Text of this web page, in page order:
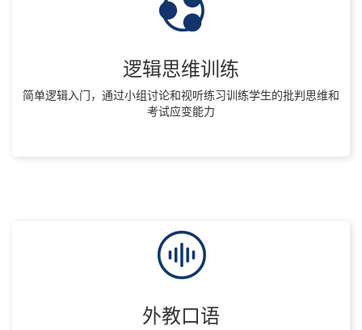
逻辑思维训练
简单逻辑入门，通过小组讨论和视听练习训练学生的批判思维和
考试应变能力
外教口语